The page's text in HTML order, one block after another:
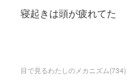
寝起きは頭が疲れてた
目で見るわたしのメカニズム(734)